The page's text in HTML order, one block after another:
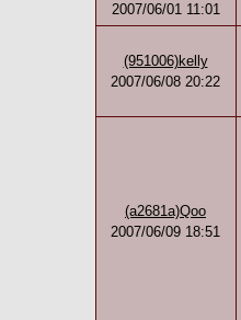
2007/06/01 11:01
(951006)kelly
2007/06/08 20:22
(a2681a)Qoo
2007/06/09 18:51